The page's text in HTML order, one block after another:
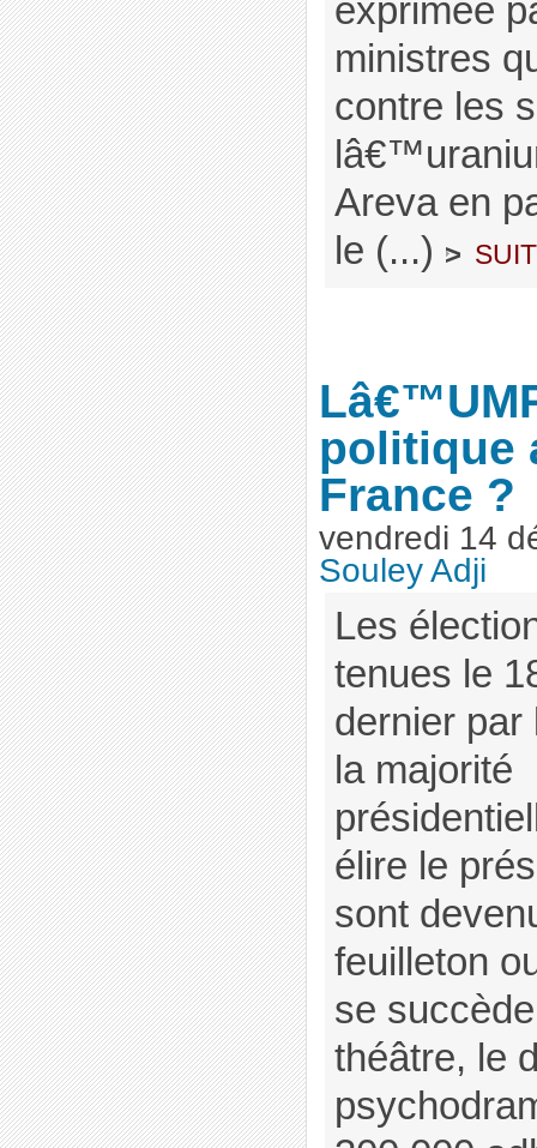
exprimée
ministres
contre les
Areva en
le (...) >
politique
France ?
vendredi 14
Souley Adji
Les
tenues le
dernier
la majorité
élire le
sont
feuilleton
se
théâtre, le